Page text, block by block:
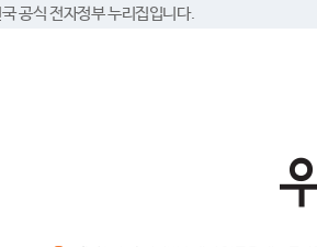
공식 전자정부 누리집입니다.